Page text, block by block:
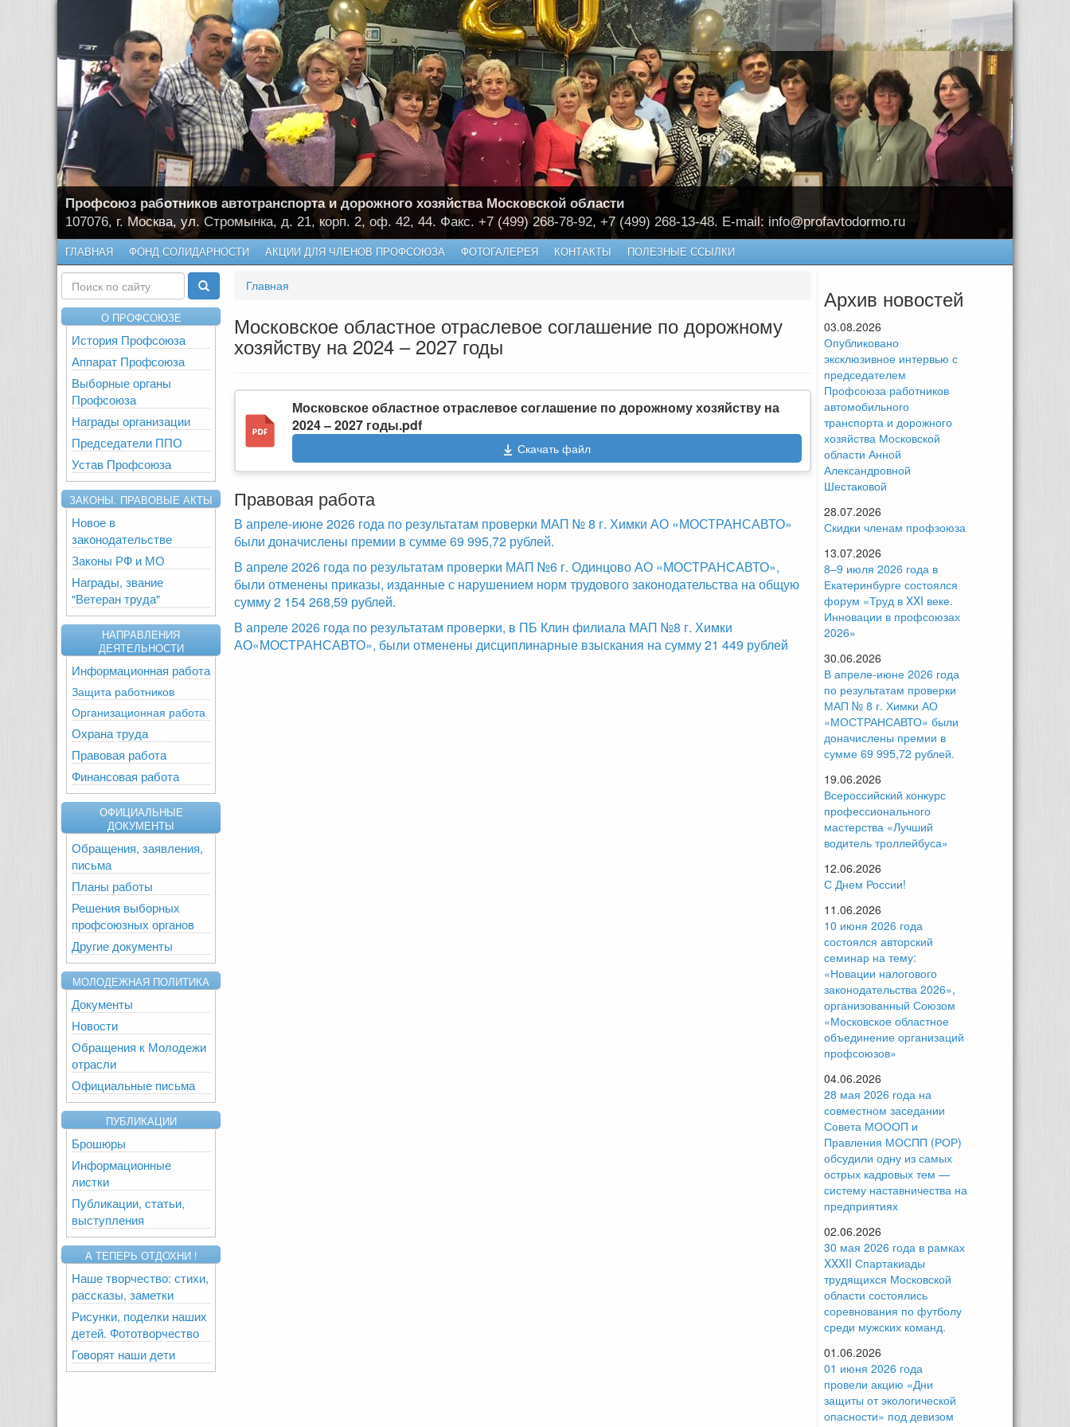
Профсоюз работников автотранспорта и дорожного хозяйства Московской области
107076, г. Москва, ул. Стромынка, д. 21, корп. 2, оф. 42, 44. Факс. +7 (499) 268-78-92, +7 (499) 268-13-48. E-mail: info@profavtodormo.ru
ГЛАВНАЯ ФОНД СОЛИДАРНОСТИ АКЦИИ ДЛЯ ЧЛЕНОВ ПРОФСОЮЗА ФОТОГАЛЕРЕЯ КОНТАКТЫ ПОЛЕЗНЫЕ ССЫЛКИ
О ПРОФСОЮЗЕ
История Профсоюза
Аппарат Профсоюза
Выборные органы
Профсоюза
Награды организации
Председатели ППО
Устав Профсоюза
ЗАКОНЫ. ПРАВОВЫЕ АКТЫ
Новое в
законодательстве
Законы РФ и МО
Награды, звание
"Ветеран труда"
НАПРАВЛЕНИЯ
ДЕЯТЕЛЬНОСТИ
Информационная работа
Защита работников
Организационная работа
Охрана труда
Правовая работа
Финансовая работа
ОФИЦИАЛЬНЫЕ
ДОКУМЕНТЫ
Обращения, заявления,
письма
Планы работы
Решения выборных
профсоюзных органов
Другие документы
МОЛОДЕЖНАЯ ПОЛИТИКА
Документы
Новости
Обращения к Молодежи
отрасли
Официальные письма
ПУБЛИКАЦИИ
Брошюры
Информационные
листки
Публикации, статьи,
выступления
А ТЕПЕРЬ ОТДОХНИ !
Наше творчество: стихи,
рассказы, заметки
Рисунки, поделки наших
детей. Фототворчество
Говорят наши дети
Главная
Московское областное отраслевое соглашение по дорожному
хозяйству на 2024 – 2027 годы
Московское областное отраслевое соглашение по дорожному хозяйству на
2024 – 2027 годы.pdf
Скачать файл
Правовая работа
В апреле-июне 2026 года по результатам проверки МАП № 8 г. Химки АО «МОСТРАНСАВТО»
были доначислены премии в сумме 69 995,72 рублей.
В апреле 2026 года по результатам проверки МАП №6 г. Одинцово АО «МОСТРАНСАВТО»,
были отменены приказы, изданные с нарушением норм трудового законодательства на общую
сумму 2 154 268,59 рублей.
В апреле 2026 года по результатам проверки, в ПБ Клин филиала МАП №8 г. Химки
АО«МОСТРАНСАВТО», были отменены дисциплинарные взыскания на сумму 21 449 рублей
Архив новостей
03.08.2026
Опубликовано
эксклюзивное интервью с
председателем
Профсоюза работников
автомобильного
транспорта и дорожного
хозяйства Московской
области Анной
Александровной
Шестаковой
28.07.2026
Скидки членам профзоюза
13.07.2026
8–9 июля 2026 года в
Екатеринбурге состоялся
форум «Труд в XXI веке.
Инновации в профсоюзах
2026»
30.06.2026
В апреле-июне 2026 года
по результатам проверки
МАП № 8 г. Химки АО
«МОСТРАНСАВТО» были
доначислены премии в
сумме 69 995,72 рублей.
19.06.2026
Всероссийский конкурс
профессионального
мастерства «Лучший
водитель троллейбуса»
12.06.2026
С Днем России!
11.06.2026
10 июня 2026 года
состоялся авторский
семинар на тему:
«Новации налогового
законодательства 2026»,
организованный Союзом
«Московское областное
объединение организаций
профсоюзов»
04.06.2026
28 мая 2026 года на
совместном заседании
Совета МОООП и
Правления МОСПП (РОР)
обсудили одну из самых
острых кадровых тем —
систему наставничества на
предприятиях
02.06.2026
30 мая 2026 года в рамках
XXXII Спартакиады
трудящихся Московской
области состоялись
соревнования по футболу
среди мужских команд.
01.06.2026
01 июня 2026 года
провели акцию «Дни
защиты от экологической
опасности» под девизом